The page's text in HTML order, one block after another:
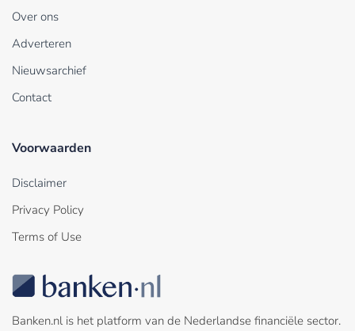
Over ons
Adverteren
Nieuwsarchief
Contact
Voorwaarden
Disclaimer
Privacy Policy
Terms of Use
Banken.nl is het platform van de Nederlandse financiële sector.